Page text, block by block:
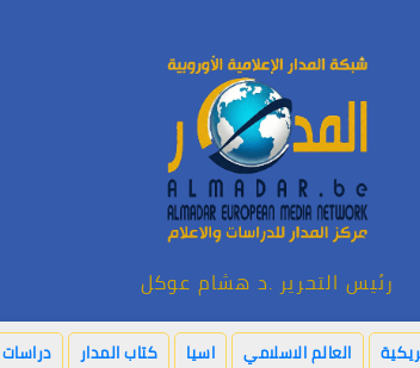
رئيس التحرير .د هشام عوكل
العالم الاسلامي اسيا كتاب المدار دراسات